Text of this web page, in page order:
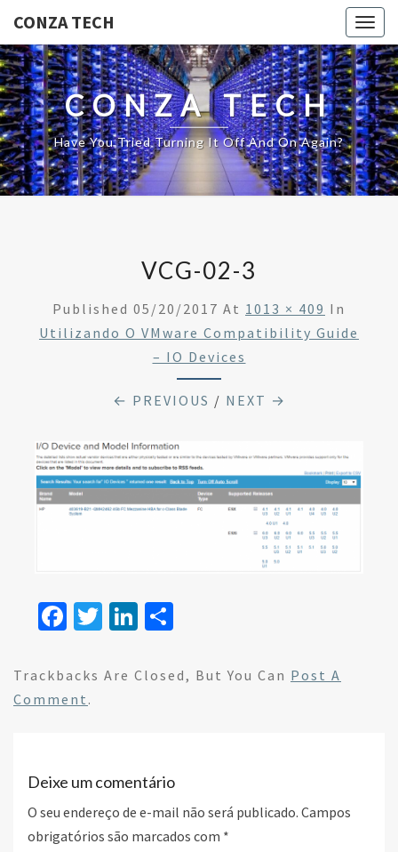
CONZA TECH
CONZA TECH
Have You Tried Turning It Off And On Again?
VCG-02-3
Published 05/20/2017 At 1013 × 409 In
Utilizando O VMware Compatibility Guide
– IO Devices
← PREVIOUS / NEXT →
Fa
b
o
T
tt
Li
ke ar
Trackbacks Are Closed, But You Can Post A
Comment .
Deixe um comentário
O seu endereço de e-mail não será publicado. Campos
obrigatórios são marcados com *